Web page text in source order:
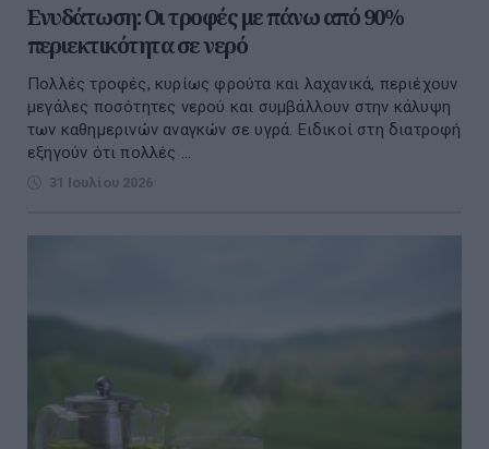
Ενυδάτωση: Οι τροφές με πάνω από 90%
περιεκτικότητα σε νερό
Πολλές τροφές, κυρίως φρούτα και λαχανικά, περιέχουν
μεγάλες ποσότητες νερού και συμβάλλουν στην κάλυψη
των καθημερινών αναγκών σε υγρά. Ειδικοί στη διατροφή
εξηγούν ότι πολλές ...
31 Ιουλίου 2026